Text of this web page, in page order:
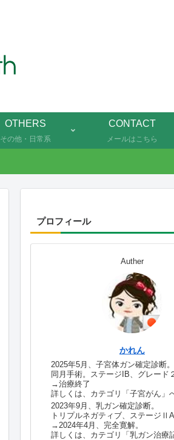
OTHERS
その他・日常系
CONTACT
メールはこちら
プロフィール
Auther
かれん
2025年5月、子宮体ガン確定診断。
同月手術。ステージIB、グレード
→治療終了
詳しくは、カテゴリ「子宮がん」
2023年9月、乳ガン確定診断。
トリプルネガティブ、ステージⅡA
→2024年4月、完全寛解。
詳しくは、カテゴリ「乳ガン治療